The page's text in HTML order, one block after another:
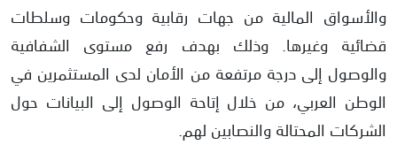
والأسواق المالية من جهات رقابية وحكومات وسلطات
قضائية وغيرها. وذلك بهدف رفع مستوى الشفافية
والوصول إلى درجة مرتفعة من الأمان لدى المستثمرين في
الوطن العربي، من خلال إتاحة الوصول إلى البيانات حول
الشركات المحتالة والنصابين لهم.